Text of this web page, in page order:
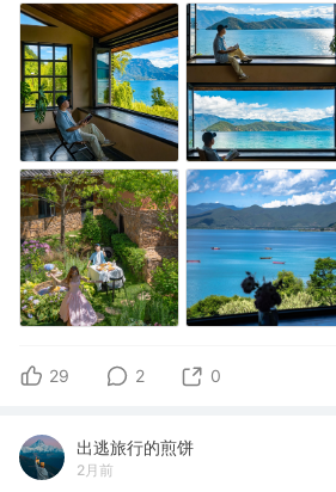
29 2 0
出逃旅行的煎饼
2月前